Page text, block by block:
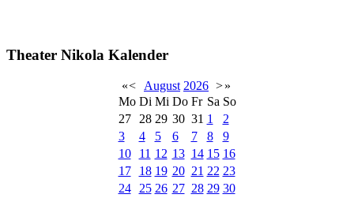
Theater Nikola Kalender
«< August 2026 >»
Mo Di Mi Do Fr Sa So
27
28 29 30 31 1
2
3
4 5 6 7 8
9
10
11 12 13 14 15 16
17
18 19 20 21 22 23
24
25 26 27 28 29 30